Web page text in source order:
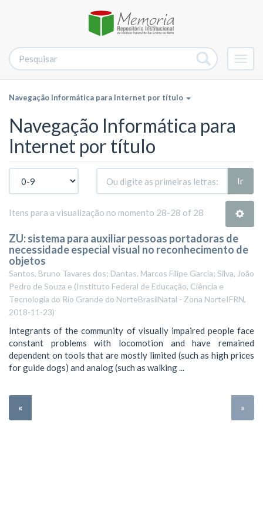
Navegação Informática para Internet por título
Navegação Informática para
Internet por título
Ir
Itens para a visualização no momento 28-28 of 28
ZU: sistema para auxiliar pessoas portadoras de
necessidade especial visual no reconhecimento de
objetos
Santos, Bruno Tavares dos; Dantas, Marcos Filipe Garcia; Silva, João
Pedro de Souza e (Instituto Federal de Educação, Ciência e
Tecnologia do Rio Grande do NorteBrasilNatal - Zona NorteIFRN,
2018-11-23)
Integrants of the community of visually impaired people face
constant problems with locomotion and have remained
dependent on tools that are mostly limited (such as high prices
for guide dogs) and analog (such as walking ...
« »